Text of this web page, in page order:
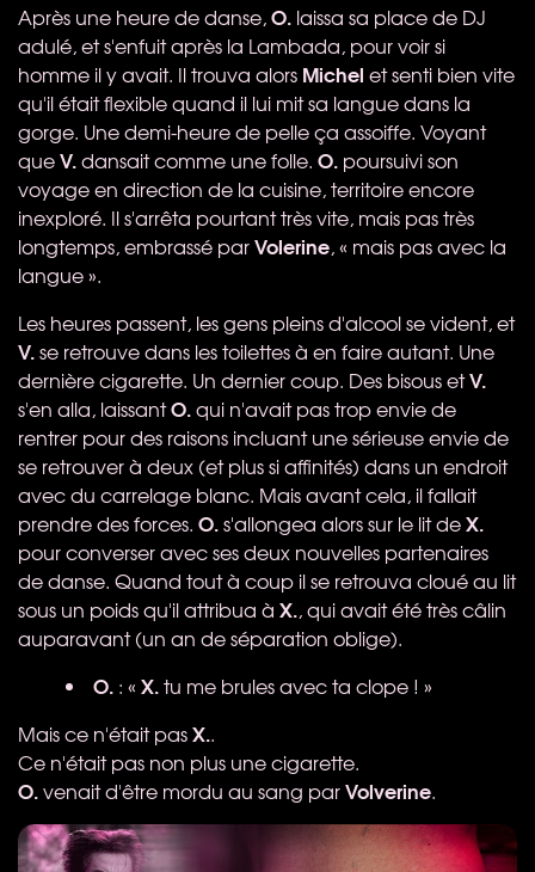
Après une heure de danse,O. laissa sa place de DJ
adulé, et s'enfuit après la Lambada, pour voir si
homme il y avait. Il trouva alors Michel et senti bien vite
qu'il était flexible quand il lui mit sa langue dans la
gorge. Une demi-heure de pelle ça assoiffe. Voyant
queV.dansait comme une folle. O. poursuivi son
voyage en direction de la cuisine, territoire encore
inexploré. Il s'arrêta pourtant très vite, mais pas très
longtemps, embrassé parVolerine, « mais pas avec la
langue ».
Les heures passent, les gens pleins d'alcool se vident, et
V.se retrouve dans les toilettes à en faire autant. Une
dernière cigarette. Un dernier coup. Des bisous etV.
s'en alla, laissantO.qui n'avait pas trop envie de
rentrer pour des raisons incluant une sérieuse envie de
se retrouver à deux (et plus si affinités) dans un endroit
avec du carrelage blanc. Mais avant cela, il fallait
prendre des forces. O.s'allongea alors sur le lit deX.
pour converser avec ses deux nouvelles partenaires
de danse. Quand tout à coup il se retrouva cloué au lit
sous un poids qu'il attribua à X., qui avait été très câlin
auparavant (un an de séparation oblige).
O. : « X.tu me brules avec ta clope ! »
Mais ce n'était pasX..
Ce n'était pas non plus une cigarette.
O.venait d'être mordu au sang parVolverine.